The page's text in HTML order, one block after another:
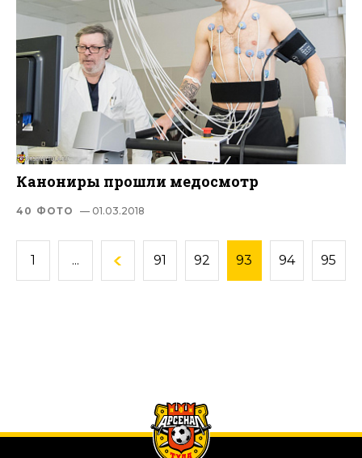
Канониры прошли медосмотр
40 ФОТО — 01.03.2018
1 ... 91 92 93 94 95